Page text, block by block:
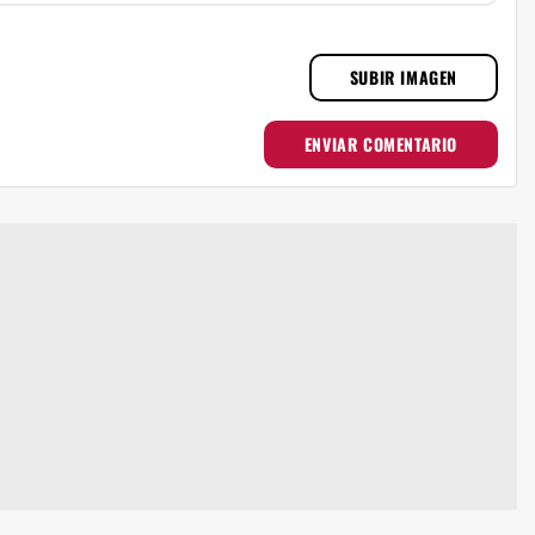
SUBIR IMAGEN
ENVIAR COMENTARIO